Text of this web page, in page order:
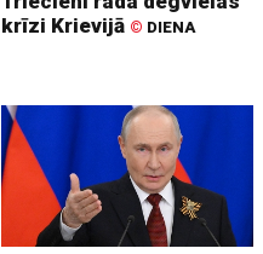
krīzi Krievijā © DIENA